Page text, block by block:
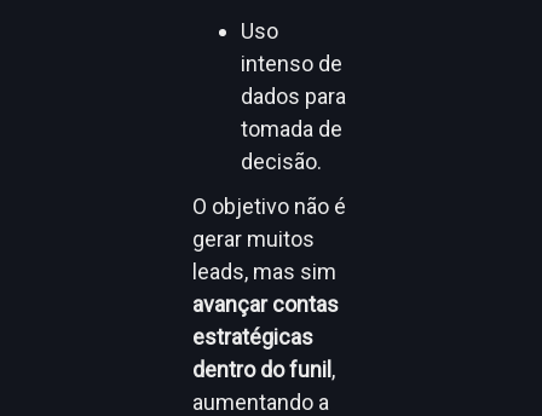
Uso
intenso de
dados para
tomada de
decisão.
O objetivo não é
gerar muitos
leads, mas sim
avançar contas
estratégicas
dentro do funil ,
aumentando a